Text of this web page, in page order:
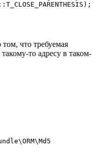
:: T_CLOSE_PARENTHESIS );
что требуемая
то адресу в таком-